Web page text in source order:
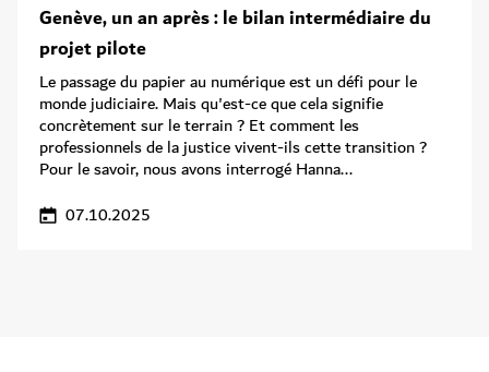
Genève, un an après : le bilan intermédiaire du
projet pilote
Le passage du papier au numérique est un défi pour le
monde judiciaire. Mais qu'est-ce que cela signifie
concrètement sur le terrain ? Et comment les
professionnels de la justice vivent-ils cette transition ?
Pour le savoir, nous avons interrogé Hanna...
07.10.2025